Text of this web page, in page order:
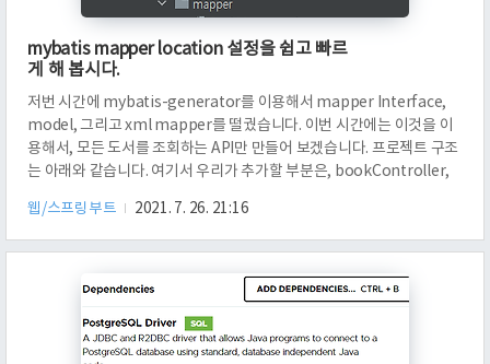
mybatis mapper location 설정을 쉽고 빠르
게 해 봅시다.
저번 시간에 mybatis-generator를 이용해서 mapper Interface,
model, 그리고 xml mapper를 떨궜습니다. 이번 시간에는 이것을 이
용해서, 모든 도서를 조회하는 API만 만들어 보겠습니다. 프로젝트 구조
는 아래와 같습니다. 여기서 우리가 추가할 부분은, bookController,
application.properties입니다. 먼저, server.port는 7780으로 설정
하였습니다. 그리고, mybatis.mapper-locations를
spring-boot-starter 때문입니다. 문서를 보시다 보면,
웹/스프링부트 2021. 7. 26. 21:16